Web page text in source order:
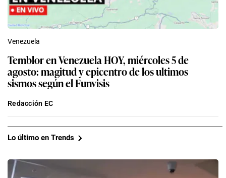
Venezuela
Temblor en Venezuela HOY, miércoles 5 de
agosto: magitud y epicentro de los ultimos
sismos según el Funvisis
Redacción EC
Lo último en Trends